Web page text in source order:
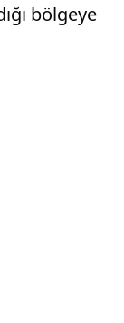
bölgeye